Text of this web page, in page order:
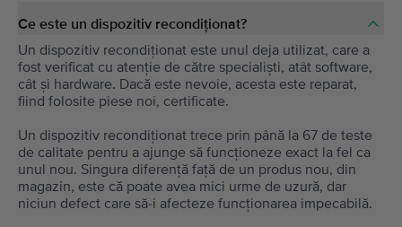
Ce este un dispozitiv recondiționat?
Un dispozitiv recondiționat este unul deja utilizat, care a
fost verificat cu atenție de către specialiști, atât software,
cât și hardware. Dacă este nevoie, acesta este reparat,
fiind folosite piese noi, certificate.
Un dispozitiv recondiționat trece prin până la 67 de teste
de calitate pentru a ajunge să funcționeze exact la fel ca
unul nou. Singura diferență față de un produs nou, din
magazin, este că poate avea mici urme de uzură, dar
niciun defect care să-i afecteze funcționarea impecabilă.